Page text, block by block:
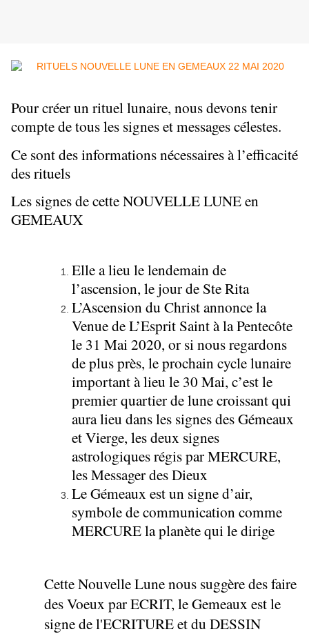
Pour créer un rituel lunaire, nous devons tenir
compte de tous les signes et messages célestes.
Ce sont des informations nécessaires à l’efficacité
des rituels
Les signes de cette NOUVELLE LUNE en
GEMEAUX
Elle a lieu le lendemain de
l’ascension, le jour de Ste Rita
L’Ascension du Christ annonce la
Venue de L’Esprit Saint à la Pentecôte
le 31 Mai 2020, or si nous regardons
de plus près, le prochain cycle lunaire
important à lieu le 30 Mai, c’est le
premier quartier de lune croissant qui
aura lieu dans les signes des Gémeaux
et Vierge, les deux signes
astrologiques régis par MERCURE,
les Messager des Dieux
Le Gémeaux est un signe d’air,
symbole de communication comme
MERCURE la planète qui le dirige
Cette Nouvelle Lune nous suggère des faire
des Voeux par ECRIT, le Gemeaux est le
signe de l'ECRITURE et du DESSIN